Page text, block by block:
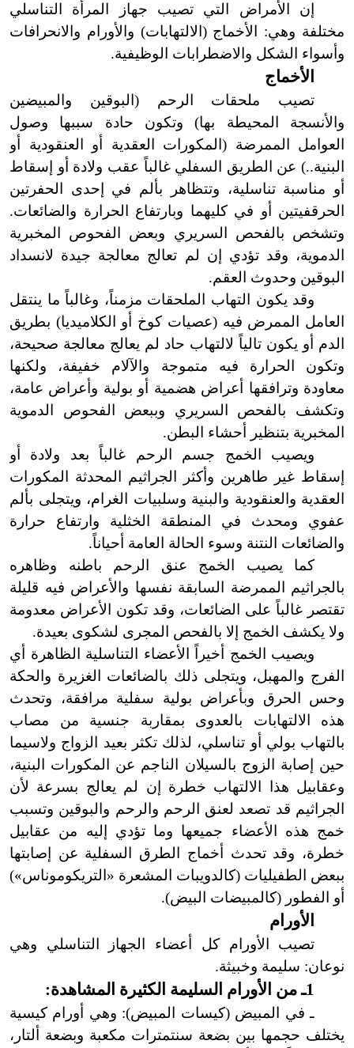
إن الأمراض التي تصيب جهاز المرأة التناسلي
مختلفة وهي: الأخماج (الالتهابات) والأورام والانحرافات
وأسواء الشكل والاضطرابات الوظيفية.
الأخماج
تصيب ملحقات الرحم( البوقين والمبيضين
والأنسجة المحيطة بها) وتكون حادة سببها وصول
العوامل الممرضة (المكورات العقدية أو العنقودية أو
البنية..) عن الطريق السفلي غالباً عقب ولادة أو إسقاط
أو مناسبة تناسلية، وتتظاهر بألم في إحدى الحفرتين
الحرقفيتين أو في كليهما وبارتفاع الحرارة والضائعات.
وتشخص بالفحص السريري وبعض الفحوص المخبرية
الدموية، وقد تؤدي إن لم تعالج معالجة جيدة لانسداد
البوقين وحدوث العقم.
وقد يكون التهاب الملحقات مزمناً، وغالباً ما ينتقل
العامل الممرض فيه (عصيات كوخ أو الكلاميديا) بطريق
الدم أو يكون تالياً لالتهاب حاد لم يعالج معالجة صحيحة،
وتكون الحرارة فيه متموجة والآلام خفيفة، ولكنها
معاودة وترافقها أعراض هضمية أو بولية وأعراض عامة،
وتكشف بالفحص السريري وببعض الفحوص الدموية
المخبرية بتنظير أحشاء البطن.
ويصيب الخمج جسم الرحم غالباً بعد ولادة أو
إسقاط غير طاهرين وأكثر الجراثيم المحدثة المكورات
العقدية والعنقودية والبنية وسلبيات الغرام، ويتجلى بألم
عفوي ومحدث في المنطقة الخثلية وارتفاع حرارة
والضائعات النتنة وسوء الحالة العامة أحياناً.
كما يصيب الخمج عنق الرحم باطنه وظاهره
بالجراثيم الممرضة السابقة نفسها والأعراض فيه قليلة
تقتصر غالباً على الضائعات، وقد تكون الأعراض معدومة
ولا يكشف الخمج إلا بالفحص المجرى لشكوى بعيدة.
ويصيب الخمج أخيراً الأعضاء التناسلية الظاهرة أي
الفرج والمهبل، ويتجلى ذلك بالضائعات الغزيرة والحكة
وحس الحرق وبأعراض بولية سفلية مرافقة، وتحدث
هذه الالتهابات بالعدوى بمقاربة جنسية من مصاب
بالتهاب بولي أو تناسلي، لذلك تكثر بعيد الزواج ولاسيما
حين إصابة الزوج بالسيلان الناجم عن المكورات البنية،
وعقابيل هذا الالتهاب خطرة إن لم يعالج بسرعة لأن
الجراثيم قد تصعد لعنق الرحم والرحم والبوقين وتسبب
خمج هذه الأعضاء جميعها وما تؤدي إليه من عقابيل
خطرة، وقد تحدث أخماج الطرق السفلية عن إصابتها
ببعض الطفيليات (كالدويبات المشعرة «التريكوموناس»
)
أو الفطور (كالمبيضات البيض)
.
الأورام
تصيب الأورام كل أعضاء الجهاز التناسلي وهي
نوعان: سليمة وخبيثة.
1ـ من الأورام السليمة الكثيرة المشاهدة:
ـ في المبيض (كيسات المبيض): وهي أورام كيسية
يختلف حجمها بين بضعة سنتمترات مكعبة وبضعة ألتار،